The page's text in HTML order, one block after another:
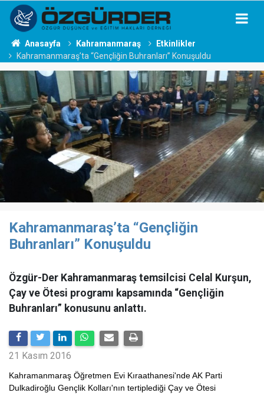
Anasayfa Kahramanmaraş
Etkinlikler
Kahramanmaraş’ta “Gençliğin Buhranları” Konuşuldu
Kahramanmaraş’ta “Gençliğin
Buhranları” Konuşuldu
Özgür-Der Kahramanmaraş temsilcisi Celal Kurşun,
Çay ve Ötesi programı kapsamında “Gençliğin
Buhranları” konusunu anlattı.
21 Kasım 2016
Kahramanmaraş Öğretmen Evi Kıraathanesi'nde AK Parti
Dulkadiroğlu Gençlik Kolları'nın tertiplediği Çay ve Ötesi